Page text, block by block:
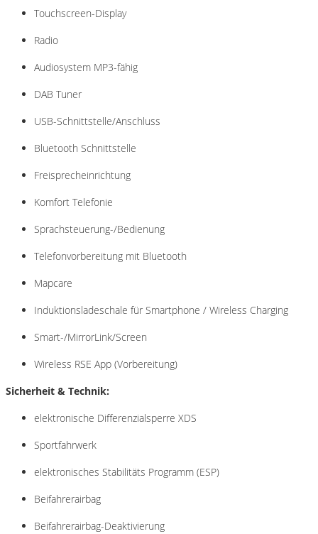
Touchscreen-Display
Radio
Audiosystem MP3-fähig
DAB Tuner
USB-Schnittstelle/Anschluss
Bluetooth Schnittstelle
Freisprecheinrichtung
Komfort Telefonie
Sprachsteuerung-/Bedienung
Telefonvorbereitung mit Bluetooth
Mapcare
Induktionsladeschale für Smartphone / Wireless Charging
Smart-/MirrorLink/Screen
Wireless RSE App (Vorbereitung)
Sicherheit & Technik:
elektronische Differenzialsperre XDS
Sportfahrwerk
elektronisches Stabilitäts Programm (ESP)
Beifahrerairbag
Beifahrerairbag-Deaktivierung